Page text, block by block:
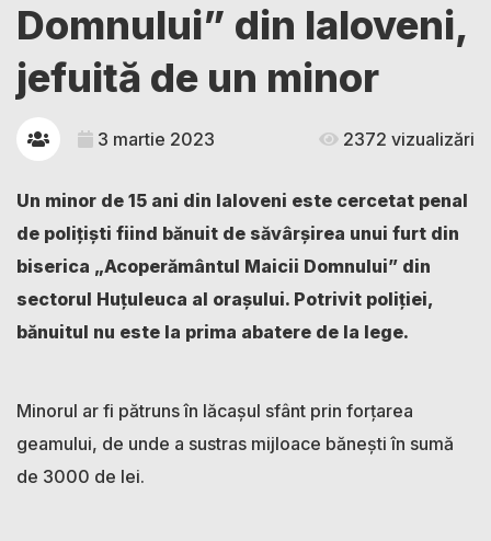
Domnului” din Ialoveni,
jefuită de un minor
3 martie 2023 2372 vizualizări
Un minor de 15 ani din Ialoveni este cercetat penal
de polițiști fiind bănuit de săvârșirea unui furt din
biserica „Acoperământul Maicii Domnului” din
sectorul Huțuleuca al orașului. Potrivit poliției,
bănuitul nu este la prima abatere de la lege.
Minorul ar fi pătruns în lăcașul sfânt prin forțarea
geamului, de unde a sustras mijloace bănești în sumă
de 3000 de lei.